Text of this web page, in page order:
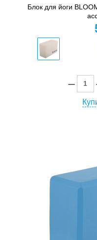
Блок для йоги